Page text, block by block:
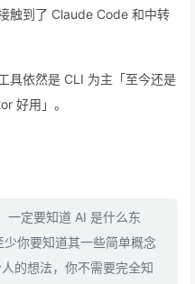
触到了 Claude Code 和中转
具依然是 CLI 为主「至今还是
好用」。
一定要知道 AI 是什么东
你要知道其一些简单概念
的想法，你不需要完全知